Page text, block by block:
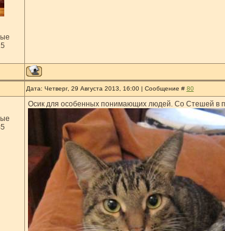
Дата: Четверг, 29 Августа 2013, 16:00 | Сообщение # 80
Осик для особенных понимающих людей. Со Стешей в